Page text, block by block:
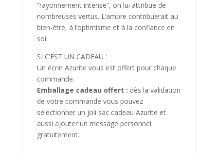
“rayonnement intense”, on lui attribue de
nombreuses vertus. L’ambre contribuerait au
bien-être, à l’optimisme et à la confiance en
soi.
SI C’EST UN CADEAU :
Un écrin Azurite vous est offert pour chaque
commande.
Emballage cadeau offert : dès la validation
de votre commande vous pouvez
sélectionner un joli sac cadeau Azurite et
aussi ajouter un message personnel
gratuitement.